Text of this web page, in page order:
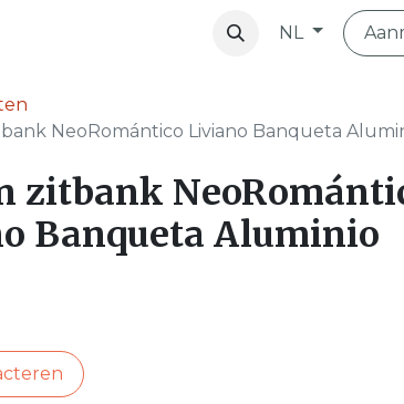
NL
NeoRomántico Liviano Banqueta
zitbank
Banqueta Aluminio